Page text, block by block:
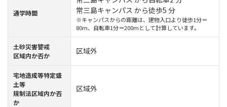
通学時間
常三島キャンパス から徒歩5 分
※キャンパスからの距離は、建物入口より徒歩1分＝
80m、自転車1分＝200mとして計算しています。
⼟砂災害警戒
区域内か否か
区域外
宅地造成等特定盛
土等
規制法区域内か否
か
区域外